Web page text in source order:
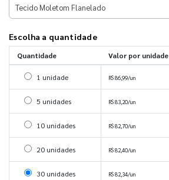
Escolha a quantidade
Quantidade Valor por unidade
Selecionar 1 unidade
1 unidade R$ 86,99/un
Selecionar 5 unidades
5 unidades R$ 83,20/un
Selecionar 10 unidades
10 unidades R$ 82,70/un
Selecionar 20 unidades
20 unidades R$ 82,40/un
Selecionar 30 unidades
30 unidades R$ 82,34/un